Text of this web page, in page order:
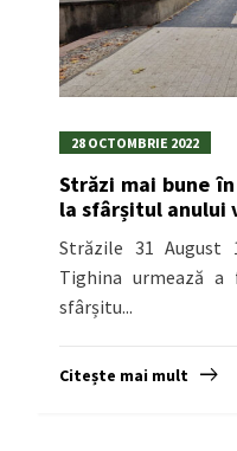
28 OCTOMBRIE 2022
Străzi mai bune
la sfârșitul anului
Străzile 31 August
Tighina urmează
sfârșitu...
Citește mai mult